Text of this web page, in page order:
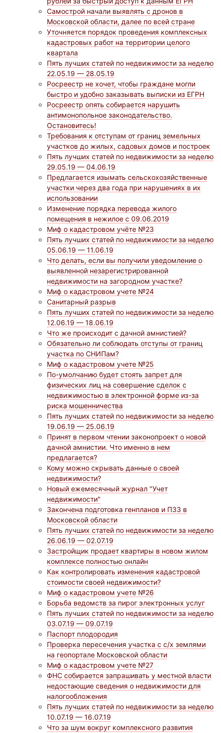
Самострой начали выявлять с дронов в
Московской области, далее по всей стране
Уточняется порядок проведения комплексных
кадастровых работ на территории целого
квартала
Пять лучших статей по недвижимости за неделю
22.05.19 — 28.05.19
Росреестр не хочет, чтобы граждане могли
быстро и удобно заказывать выписки из ЕГРН
Росреестр опять собирается нарушить
антимонопольное законодательство.
Остановитесь!
Требования к отступам от границ земельных
участков до жилых, садовых домов и построек
Пять лучших статей по недвижимости за неделю
29.05.19 — 04.06.19
Предлагается изымать сельскохозяйственные
участки через два года при нарушениях в их
использовании
Изменение порядка перевода жилого
помещения в нежилое с 09.06.2019
Миф о кадастровом учёте №23
Пять лучших статей по недвижимости за неделю
05.06.19 — 11.06.19
Что делать, если вы получили уведомление о
выявленной незарегистрированной
недвижимости на загородном участке?
Миф о кадастровом учете №24
Санитарный разрыв
Пять лучших статей по недвижимости за неделю
12.06.19 — 18.06.19
Что же происходит с дачной амнистией?
Обязательно ли соблюдать отступы от границ
участка по СНИПам?
Миф о кадастровом учете №25
По-умолчанию будет стоять запрет для
физических лиц на совершение сделок с
недвижимостью в электронной форме из-за
риска мошенничества
Пять лучших статей по недвижимости за неделю
19.06.19 — 25.06.19
Принят в первом чтении законопроект о новой
дачной амнистии. Что именно в нем
предлагается?
Кому можно скрывать данные о своей
недвижимости?
Новый ежемесячный журнал "Учет
недвижимости"
Закончена подготовка генпланов и ПЗЗ в
Московской области
Пять лучших статей по недвижимости за неделю
26.06.19 — 02.07.19
Застройщик продает квартиры в новом жилом
комплексе полностью онлайн
Как контролировать изменения кадастровой
стоимости своей недвижимости?
Миф о кадастровом учете №26
Борьба ведомств за пирог электронных услуг
Пять лучших статей по недвижимости за неделю
03.07.19 — 09.07.19
Паспорт плодородия
Проверка пересечения участка с с/х землями
на геопортале Московской области
Миф о кадастровом учете №27
ФНС собирается запрашивать у местной власти
недостающие сведения о недвижимости для
налогообложения
Пять лучших статей по недвижимости за неделю
10.07.19 — 16.07.19
Что за шум вокруг комплексного развития